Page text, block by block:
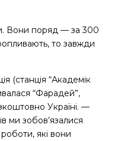
Вони поряд — за 300
то завжди
(станція “Академік
“Фарадей”,
Україні. —
ми зобов’язалися
які вони